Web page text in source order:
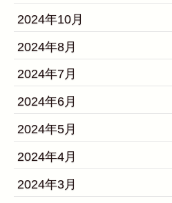
2024年10月
2024年8月
2024年7月
2024年6月
2024年5月
2024年4月
2024年3月